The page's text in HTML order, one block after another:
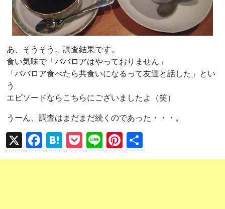
あ、そうそう。調査結果です。
食い気味で「ババロアはやっておりません」
「ババロア食べたら共食いになるって友達と話した」とい
う
エピソードならこちらにございましたよ（笑）
うーん、調査はまだまだ続くのであった・・・。
X
F
a
H
at
P
o
Li
n
Pi
nt 有